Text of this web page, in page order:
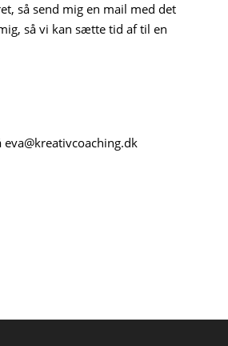
så send mig en mail med det
så vi kan sætte tid af til en